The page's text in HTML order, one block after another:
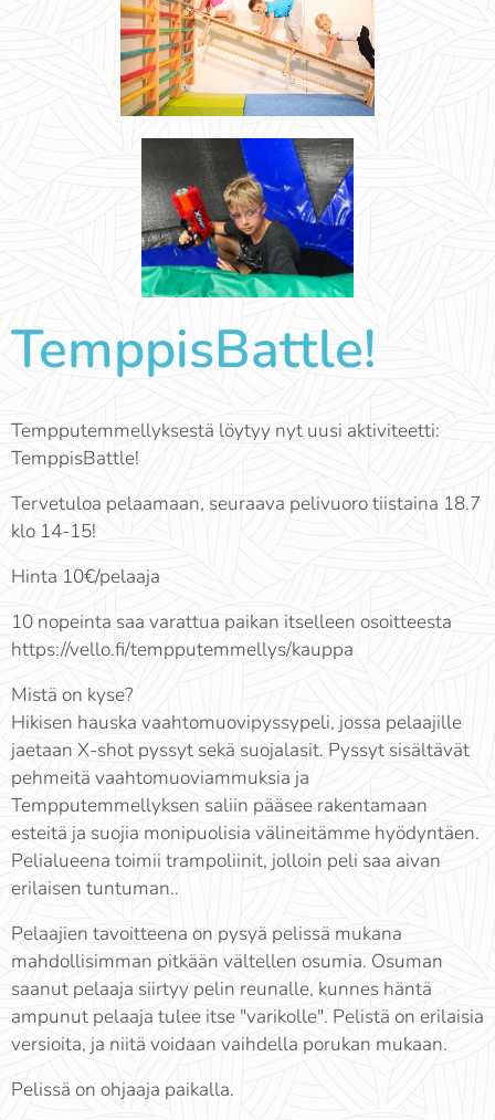
TemppisBattle!
Tempputemmellyksestä löytyy nyt uusi aktiviteetti:
TemppisBattle!
Tervetuloa pelaamaan, seuraava pelivuoro tiistaina 18.7
klo 14-15!
Hinta 10€/pelaaja
10 nopeinta saa varattua paikan itselleen osoitteesta
https://vello.fi/tempputemmellys/kauppa
Mistä on kyse?
Hikisen hauska vaahtomuovipyssypeli, jossa pelaajille
jaetaan X-shot pyssyt sekä suojalasit. Pyssyt sisältävät
pehmeitä vaahtomuoviammuksia ja
Tempputemmellyksen saliin pääsee rakentamaan
esteitä ja suojia monipuolisia välineitämme hyödyntäen.
Pelialueena toimii trampoliinit, jolloin peli saa aivan
erilaisen tuntuman..😎
Pelaajien tavoitteena on pysyä pelissä mukana
mahdollisimman pitkään vältellen osumia. Osuman
saanut pelaaja siirtyy pelin reunalle, kunnes häntä
ampunut pelaaja tulee itse "varikolle". Pelistä on erilaisia
versioita, ja niitä voidaan vaihdella porukan mukaan.
Pelissä on ohjaaja paikalla.